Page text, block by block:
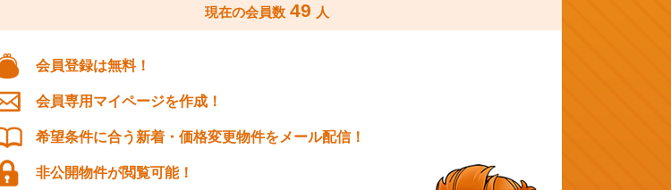
現在の会員数 49 人
会員登録は無料！
会員専用マイページを作成！
希望条件に合う新着・価格変更物件をメール配信！
非公開物件が閲覧可能！